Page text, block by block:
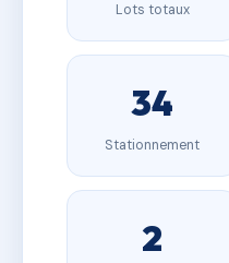
Lots totaux
34
Stationnement
2